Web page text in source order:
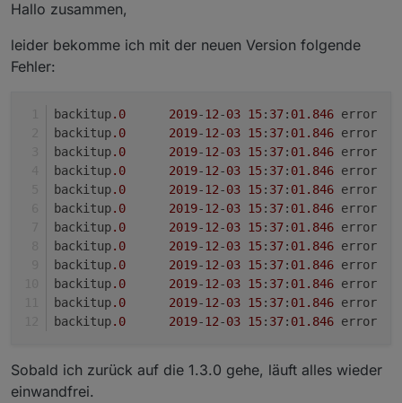
Hallo zusammen,
leider bekomme ich mit der neuen Version folgende
Fehler:
backitup.0 2019-12-03 15: 37: 01.846
backitup.0 2019-12-03 15: 37: 01.846
backitup.0 2019-12-03 15: 37: 01.846
backitup.0 2019-12-03 15: 37: 01.846
backitup.0 2019-12-03 15: 37: 01.846
backitup.0 2019-12-03 15: 37: 01.846
backitup.0 2019-12-03 15: 37: 01.846
backitup.0 2019-12-03 15: 37: 01.846
backitup.0 2019-12-03 15: 37: 01.846
backitup.0 2019-12-03 15: 37: 01.846
backitup.0 2019-12-03 15: 37: 01.846
backitup.0 2019-12-03 15: 37: 01.846
Sobald ich zurück auf die 1.3.0 gehe, läuft alles wieder
einwandfrei.